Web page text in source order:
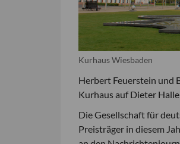
Kurhaus Wiesbaden
Herbert Feuerstein und
Kurhaus auf Dieter
Die Gesellschaft für
Preisträger in diesem